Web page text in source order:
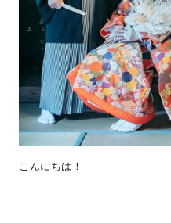
こんにちは！